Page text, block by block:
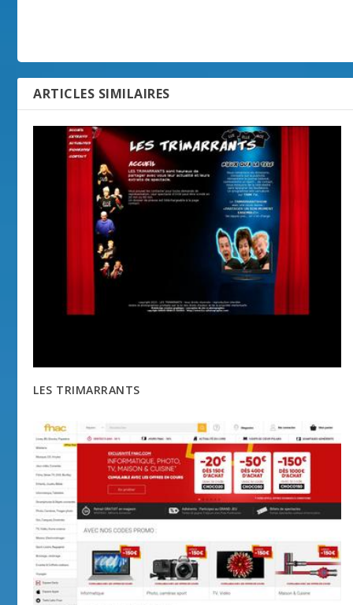
ARTICLES SIMILAIRES
LES TRIMARRANTS